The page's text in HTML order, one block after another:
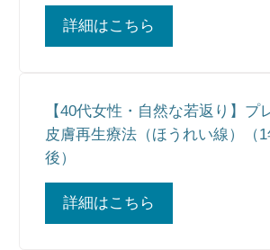
詳細はこちら
【40代女性・自然な若返り】プ
皮膚再生療法（ほうれい線）（
後）
詳細はこちら